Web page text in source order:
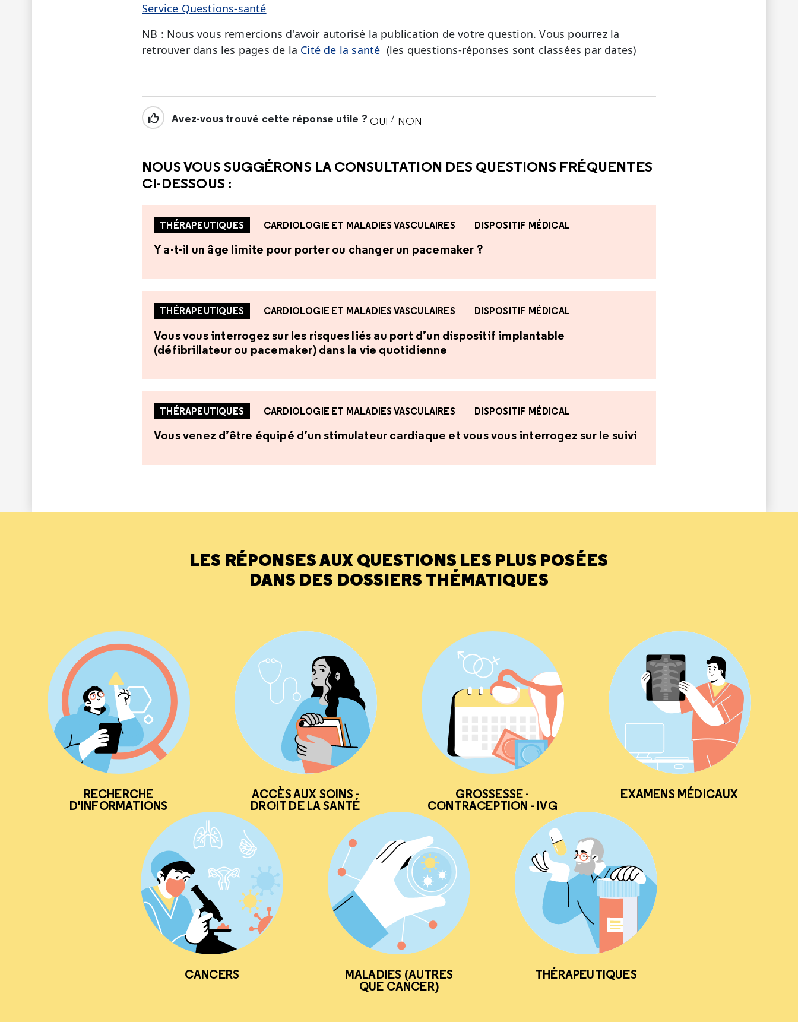
Service Questions-santé
NB : Nous vous remercions d'avoir autorisé la publication de votre question. Vous pourrez la
retrouver dans les pages de la Cité de la santé (les questions-réponses sont classées par dates)
Avez-vous trouvé cette réponse utile ? OUI / NON
NOUS VOUS SUGGÉRONS LA CONSULTATION DES QUESTIONS FRÉQUENTES
CI-DESSOUS :
THÉRAPEUTIQUES CARDIOLOGIE ET MALADIES VASCULAIRES DISPOSITIF MÉDICAL
Y a-t-il un âge limite pour porter ou changer un pacemaker ?
THÉRAPEUTIQUES CARDIOLOGIE ET MALADIES VASCULAIRES DISPOSITIF MÉDICAL
Vous vous interrogez sur les risques liés au port d’un dispositif implantable
(défibrillateur ou pacemaker) dans la vie quotidienne
THÉRAPEUTIQUES CARDIOLOGIE ET MALADIES VASCULAIRES DISPOSITIF MÉDICAL
Vous venez d’être équipé d’un stimulateur cardiaque et vous vous interrogez sur le suivi
LES RÉPONSES AUX QUESTIONS LES PLUS POSÉES
DANS DES DOSSIERS THÉMATIQUES
RECHERCHE
D'INFORMATIONS
ACCÈS AUX SOINS -
DROIT DE LA SANTÉ
GROSSESSE -
CONTRACEPTION - IVG
EXAMENS MÉDICAUX
CANCERS
MALADIES (AUTRES
QUE CANCER)
THÉRAPEUTIQUES